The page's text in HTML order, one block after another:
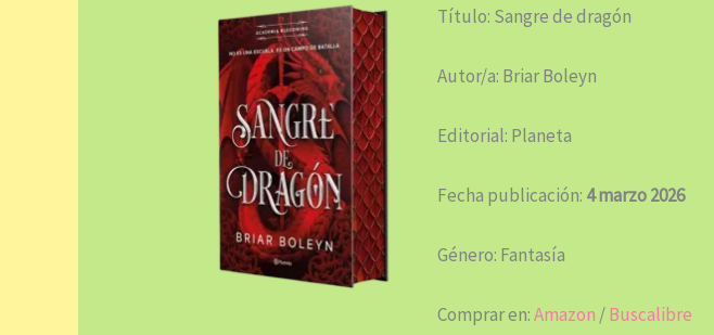
Título: Sangre de dragón
Autor/a: Briar Boleyn
Editorial: Planeta
Fecha publicación: 4 marzo 2026
Género: Fantasía
Comprar en:Amazon/Buscalibre